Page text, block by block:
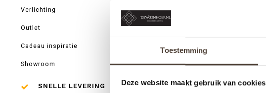
Toestemming
Deze website maakt gebruik van cookies
Verlichting
Outlet
Cadeau inspiratie
Showroom
SNELLE LEVERING